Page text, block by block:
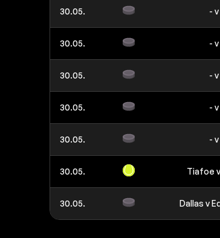
30.05. -
30.05. -
30.05. -
30.05. -
30.05. -
30.05. Tiafoe
30.05. Dallas v